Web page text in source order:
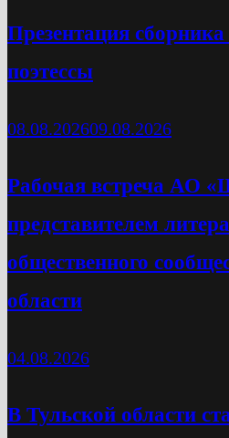
Презентация сборника
поэтессы
08.08.202609.08.2026
Рабочая встреча АО
представителем
общественного
области
04.08.2026
В Тульской области